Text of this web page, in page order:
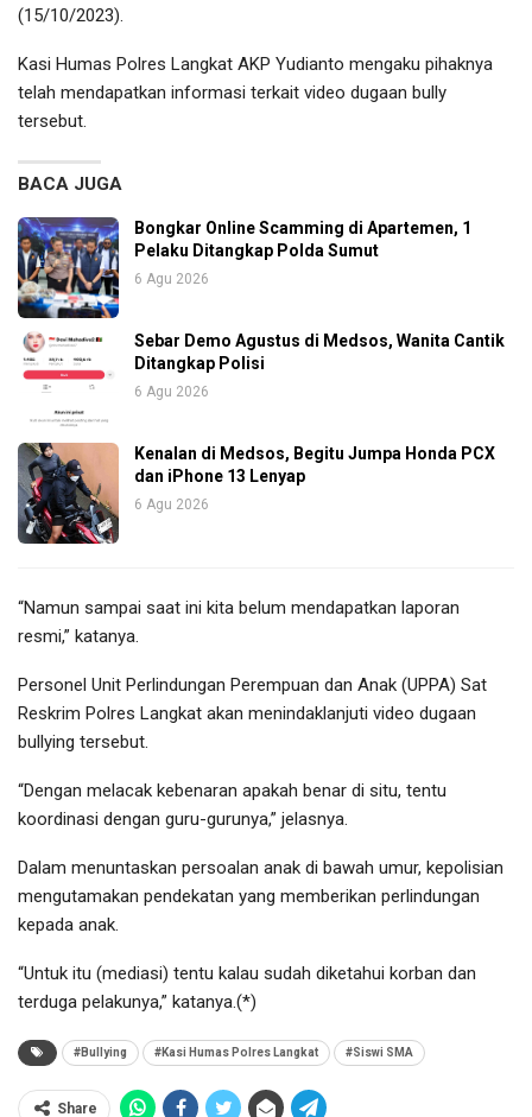
(15/10/2023).
Kasi Humas Polres Langkat AKP Yudianto mengaku pihaknya
telah mendapatkan informasi terkait video dugaan bully
tersebut.
BACA JUGA
Bongkar Online Scamming di Apartemen, 1
Pelaku Ditangkap Polda Sumut
6 Agu 2026
Sebar Demo Agustus di Medsos, Wanita Cantik
Ditangkap Polisi
6 Agu 2026
Kenalan di Medsos, Begitu Jumpa Honda PCX
dan iPhone 13 Lenyap
6 Agu 2026
“Namun sampai saat ini kita belum mendapatkan laporan
resmi,” katanya.
Personel Unit Perlindungan Perempuan dan Anak (UPPA) Sat
Reskrim Polres Langkat akan menindaklanjuti video dugaan
bullying tersebut.
“Dengan melacak kebenaran apakah benar di situ, tentu
koordinasi dengan guru-gurunya,” jelasnya.
Dalam menuntaskan persoalan anak di bawah umur, kepolisian
mengutamakan pendekatan yang memberikan perlindungan
kepada anak.
“Untuk itu (mediasi) tentu kalau sudah diketahui korban dan
terduga pelakunya,” katanya.(*)
#Bullying #Kasi Humas Polres Langkat #Siswi SMA
Share